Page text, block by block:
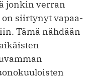
jonkin verran
siirtynyt vapaa-
Tämä nähdään